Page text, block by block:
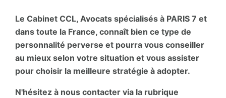
Le Cabinet CCL, Avocats spécialisés à PARIS 7 et
dans toute la France, connaît bien ce type de
personnalité perverse et pourra vous conseiller
au mieux selon votre situation et vous assister
pour choisir la meilleure stratégie à adopter.
N'hésitez à nous contacter via la rubrique